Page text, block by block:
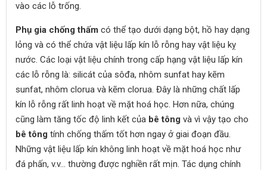
vào các lỗ trống.
Phụ gia chống thấm có thể tạo dưới dạng bột, hồ hay dạng
lỏng và có thể chứa vật liệu lấp kín lỗ rỗng hay vật liệu kỵ
nước. Các loại vật liệu chính trong cấp hạng vật liệu lấp kín
các lỗ rỗng là: silicát của sôđa, nhôm sunfat hay kẽm
sunfat, nhôm clorua và kẽm clorua. Đây là những chất lấp
kín lỗ rỗng rất linh hoạt về mặt hoá học. Hơn nữa, chúng
cũng làm tăng tốc độ linh kết của bê tông và vì vậy tạo cho
bê tông tính chống thấm tốt hơn ngay ở giai đoạn đầu.
Những vật liệu lấp kín không linh hoạt về mặt hoá học như
đá phấn, v.v… thường được nghiền rất mịn. Tác dụng chính